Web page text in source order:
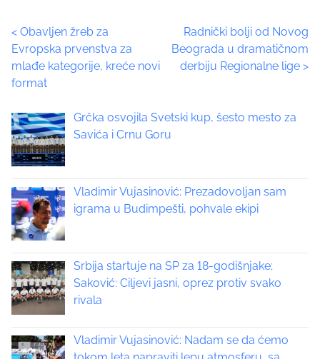
h
i
s
p
s
t
o
n
:
P
o
s
t
s
a
v
i
g
a
t
< Obavljen žreb za
Evropska prvenstva za
mlađe kategorije, kreće novi
format
Radnički bolji od Novog
Beograda u dramatičnom
derbiju Regionalne lige >
Grčka osvojila Svetski kup, šesto mesto za
Savića i Crnu Goru
Vladimir Vujasinović: Prezadovoljan sam
igrama u Budimpešti, pohvale ekipi
Srbija startuje na SP za 18-godišnjake;
Saković: Ciljevi jasni, oprez protiv svako
rivala
Vladimir Vujasinović: Nadam se da ćemo